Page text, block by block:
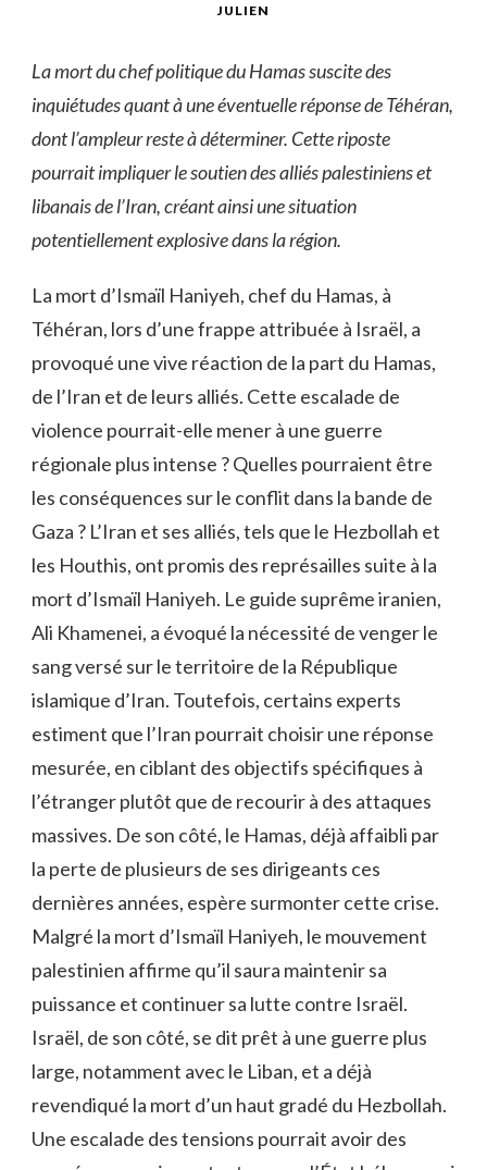
JULIEN
La mort du chef politique du Hamas suscite des
inquiétudes quant à une éventuelle réponse de Téhéran,
dont l’ampleur reste à déterminer. Cette riposte
pourrait impliquer le soutien des alliés palestiniens et
libanais de l’Iran, créant ainsi une situation
potentiellement explosive dans la région.
La mort d’Ismaïl Haniyeh, chef du Hamas, à
Téhéran, lors d’une frappe attribuée à Israël, a
provoqué une vive réaction de la part du Hamas,
de l’Iran et de leurs alliés. Cette escalade de
violence pourrait-elle mener à une guerre
régionale plus intense ? Quelles pourraient être
les conséquences sur le conflit dans la bande de
Gaza ? L’Iran et ses alliés, tels que le Hezbollah et
les Houthis, ont promis des représailles suite à la
mort d’Ismaïl Haniyeh. Le guide suprême iranien,
Ali Khamenei, a évoqué la nécessité de venger le
sang versé sur le territoire de la République
islamique d’Iran. Toutefois, certains experts
estiment que l’Iran pourrait choisir une réponse
mesurée, en ciblant des objectifs spécifiques à
l’étranger plutôt que de recourir à des attaques
massives. De son côté, le Hamas, déjà affaibli par
la perte de plusieurs de ses dirigeants ces
dernières années, espère surmonter cette crise.
Malgré la mort d’Ismaïl Haniyeh, le mouvement
palestinien affirme qu’il saura maintenir sa
puissance et continuer sa lutte contre Israël.
Israël, de son côté, se dit prêt à une guerre plus
large, notamment avec le Liban, et a déjà
revendiqué la mort d’un haut gradé du Hezbollah.
Une escalade des tensions pourrait avoir des